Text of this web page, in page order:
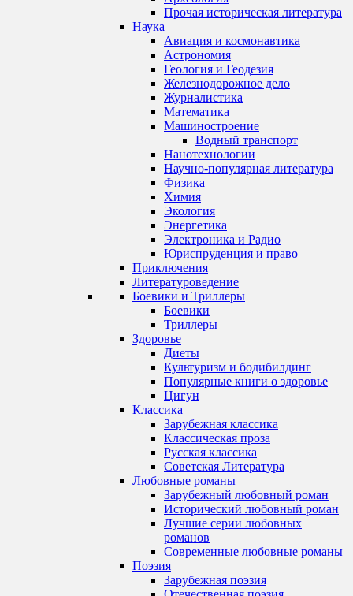
Прочая историческая литература
Наука
Авиация и космонавтика
Астрономия
Геология и Геодезия
Железнодорожное дело
Журналистика
Математика
Машиностроение
Водный транспорт
Нанотехнологии
Научно-популярная литература
Физика
Химия
Экология
Энергетика
Электроника и Радио
Юриспруденция и право
Приключения
Литературоведение
Боевики и Триллеры
Боевики
Триллеры
Здоровье
Диеты
Культуризм и бодибилдинг
Популярные книги о здоровье
Цигун
Классика
Зарубежная классика
Классическая проза
Русская классика
Советская Литература
Любовные романы
Зарубежный любовный роман
Исторический любовный роман
Лучшие серии любовных
романов
Современные любовные романы
Поэзия
Зарубежная поэзия